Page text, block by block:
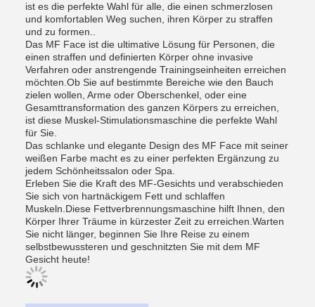
ist es die perfekte Wahl für alle, die einen schmerzlosen
und komfortablen Weg suchen, ihren Körper zu straffen
und zu formen..
Das MF Face ist die ultimative Lösung für Personen, die
einen straffen und definierten Körper ohne invasive
Verfahren oder anstrengende Trainingseinheiten erreichen
möchten.Ob Sie auf bestimmte Bereiche wie den Bauch
zielen wollen, Arme oder Oberschenkel, oder eine
Gesamttransformation des ganzen Körpers zu erreichen,
ist diese Muskel-Stimulationsmaschine die perfekte Wahl
für Sie.
Das schlanke und elegante Design des MF Face mit seiner
weißen Farbe macht es zu einer perfekten Ergänzung zu
jedem Schönheitssalon oder Spa.
Erleben Sie die Kraft des MF-Gesichts und verabschieden
Sie sich von hartnäckigem Fett und schlaffen
Muskeln.Diese Fettverbrennungsmaschine hilft Ihnen, den
Körper Ihrer Träume in kürzester Zeit zu erreichen.Warten
Sie nicht länger, beginnen Sie Ihre Reise zu einem
selbstbewussteren und geschnitzten Sie mit dem MF
Gesicht heute!